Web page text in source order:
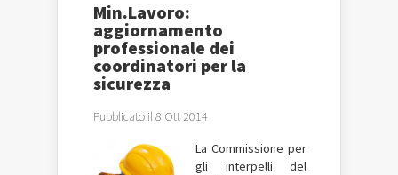
Min.Lavoro:
aggiornamento
professionale dei
coordinatori per la
sicurezza
Pubblicato il 8 Ott 2014
La Commissione per
gli interpelli del